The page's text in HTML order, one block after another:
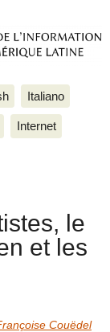
Italiano
Internet
le
et les
Couëdel